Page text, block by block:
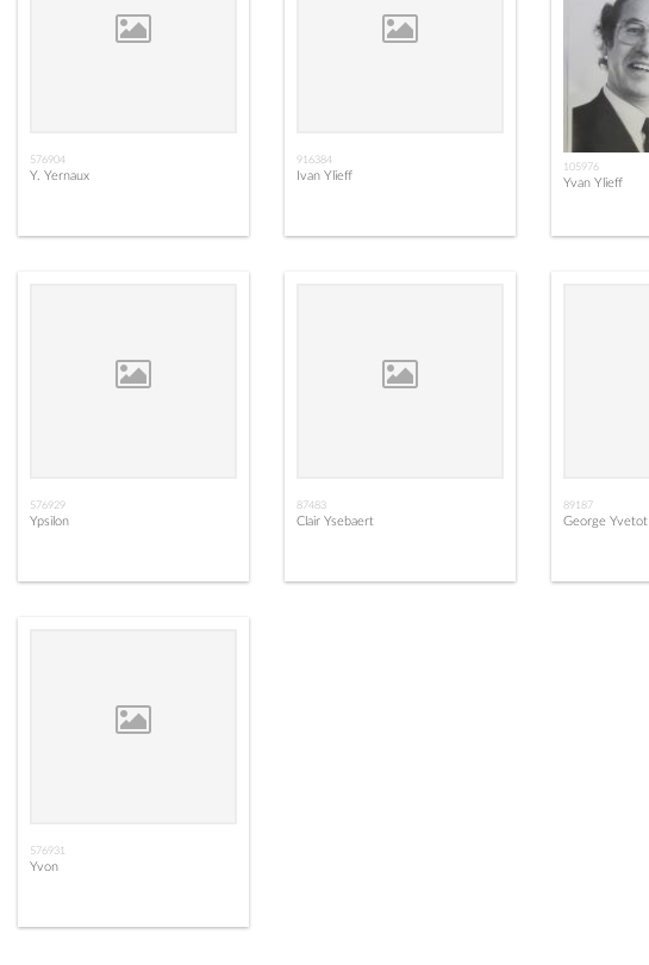
576904
Y. Yernaux
916384
Ivan Ylieff
105976
Yvan Ylieff
576929
Ypsilon
87483
Clair Ysebaert
89187
George Yvetot
576931
Yvon